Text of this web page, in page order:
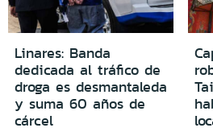
Linares: Banda
dedicada al tráfico de
droga es desmantaleda
y suma 60 años de
cárcel